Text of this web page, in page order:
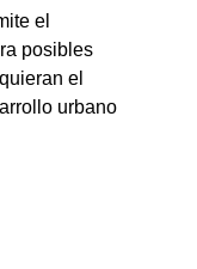
el
posibles
el
urbano